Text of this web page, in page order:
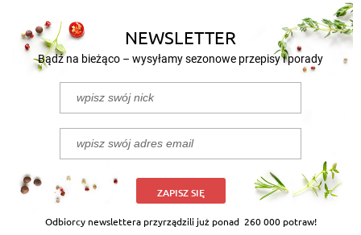
NEWSLETTER
Bądź na bieżąco – wysyłamy sezonowe przepisy i porady
ZAPISZ SIĘ
Odbiorcy newslettera przyrządzili już ponad 260 000 potraw!